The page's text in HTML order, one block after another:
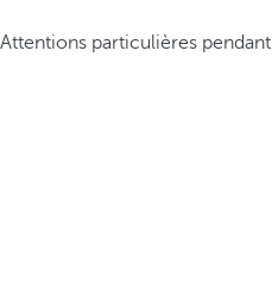
Attentions particulières